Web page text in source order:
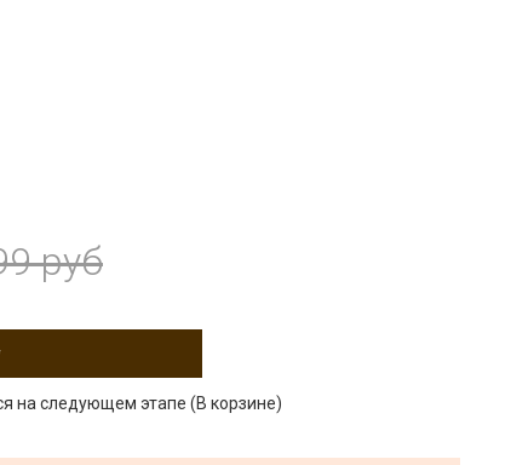
руб
следующем этапе (В корзине)